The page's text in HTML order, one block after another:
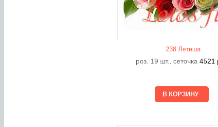
238 Летишa
роз. 19 шт., сеточка4521